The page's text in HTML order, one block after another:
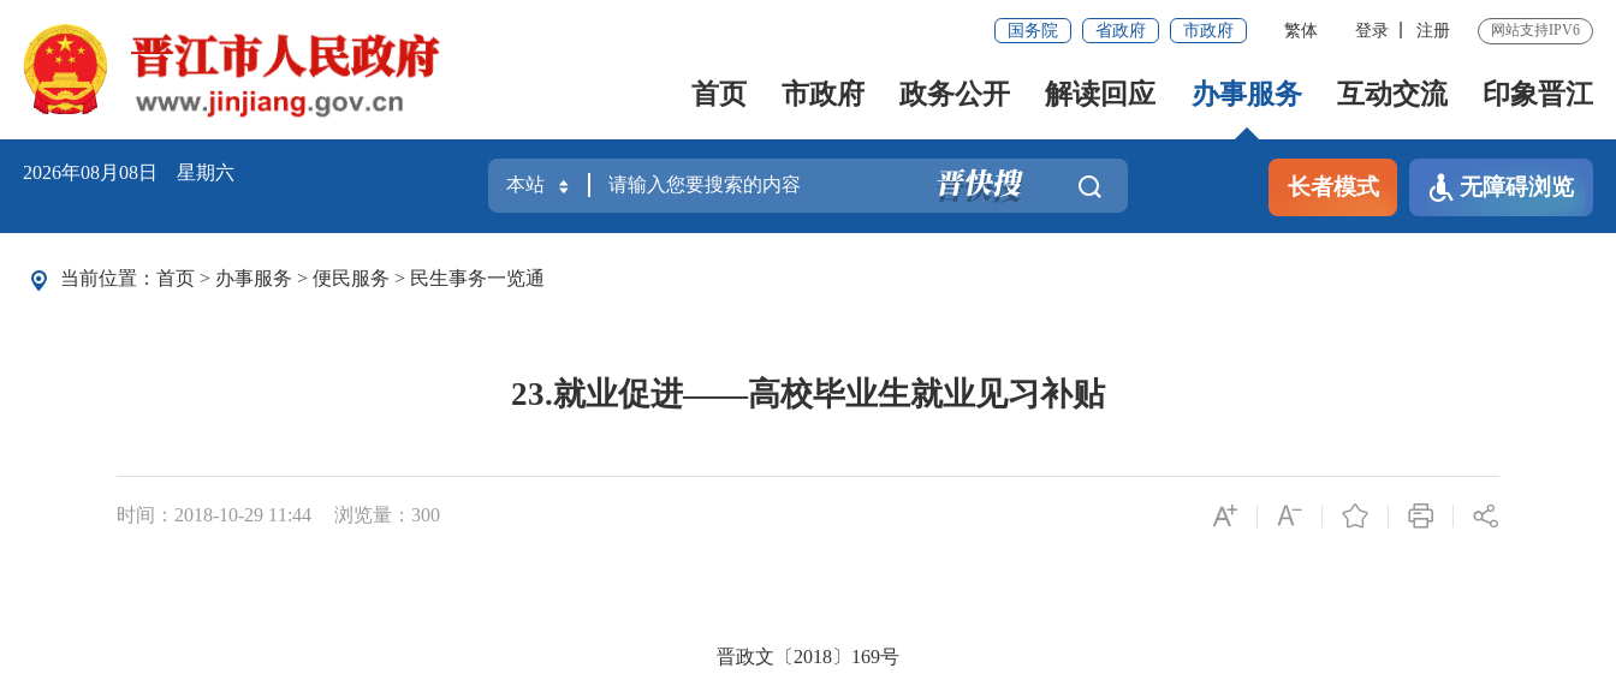
国务院 省政府 市政府 繁体 登录 注册 网站支持IPV6
首页 市政府 政务公开 解读回应 办事服务 互动交流 印象晋江
2026年08月08日 星期六
长者模式 无障碍浏览
当前位置： 首页 > 办事服务 > 便民服务 > 民生事务一览通
23.就业促进——高校毕业生就业见习补贴
时间：2018-10-29 11:44 浏览量： 300
晋政文〔 2018〕169号